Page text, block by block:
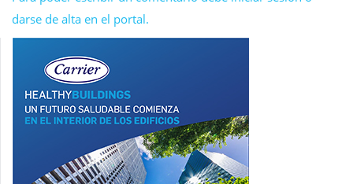
darse de alta en el portal.